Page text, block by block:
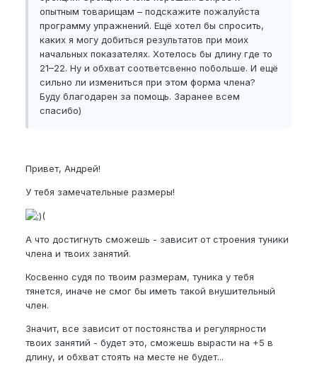
опытным товарищам – подскажите пожалуйста
программу упражнений. Ещё хотел бы спросить,
каких я могу добиться результатов при моих
начальных показателях. Хотелось бы длину где то
21–22. Ну и обхват соответсвенно побольше. И ещё
сильно ли измениться при этом форма члена?
Буду благодарен за помощь. Заранее всем
спасибо)
Привет, Андрей!
У тебя замечательные размеры!
(
А что достигнуть сможешь - зависит от строения туники
члена и твоих занятий.
Косвенно судя по твоим размерам, туника у тебя
тянется, иначе не смог бы иметь такой внушительный
член.
Значит, все зависит от постоянства и регулярности
твоих занятий - будет это, сможешь вырасти на +5 в
длину, и обхват стоять на месте не будет...